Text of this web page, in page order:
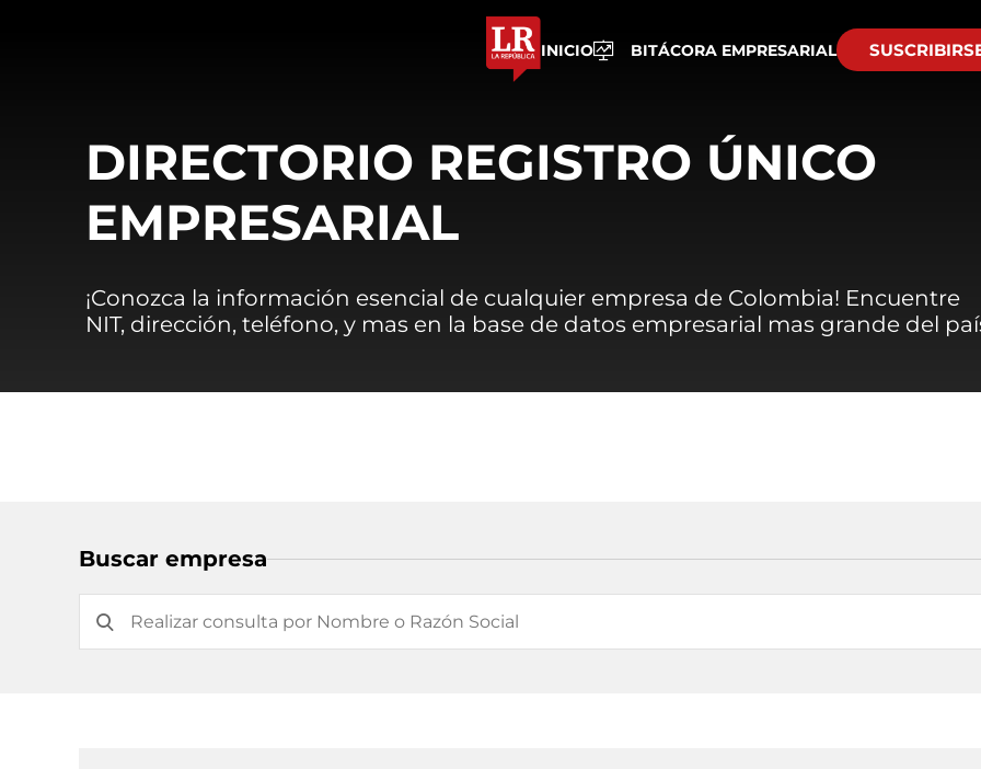
INICIO BITÁCORA EMPRESARIAL
DIRECTORIO REGISTRO ÚNICO
EMPRESARIAL
¡Conozca la información esencial de cualquier empresa de Colombia! Encuentre
NIT, dirección, teléfono, y mas en la base de datos empresarial mas grande del
Buscar empresa